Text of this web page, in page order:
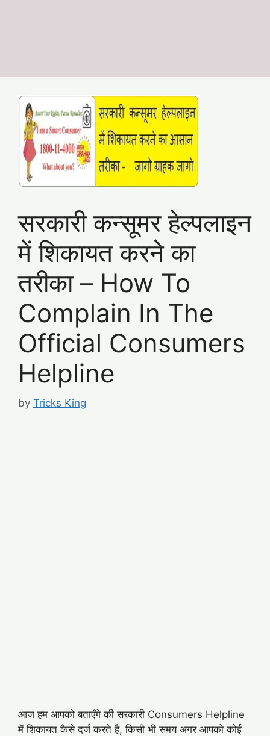
सरकारी कन्सूमर हेल्पलाइन
में शिकायत करने का
तरीका – How To
Complain In The
Official Consumers
Helpline
by Tricks King
आज हम आपको बताएँगे की सरकारी Consumers Helpline
में शिकायत कैसे दर्ज करते है, किसी भी समय अगर आपको कोई